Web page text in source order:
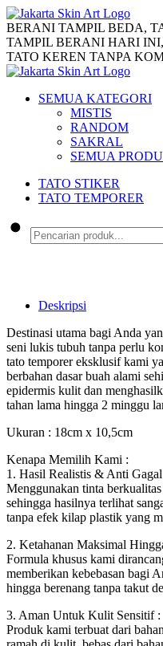
BERANI TAMPIL BEDA,
TAMPIL BERANI HARI
TATO KEREN TANPA
SEMUA KATEGORI
MISTIS
RANDOM
SAKRAL
SEMUA
TATO STIKER
TATO TEMPORER
Deskripsi
Destinasi utama bagi Anda
seni lukis tubuh tanpa perlu
tato temporer eksklusif kami
berbahan dasar buah alami
epidermis kulit dan
tahan lama hingga 2 minggu
Ukuran : 18cm x 10,5cm
Kenapa Memilih Kami :
1. Hasil Realistis & Anti
Menggunakan tinta
sehingga hasilnya terlihat
tanpa efek kilap plastik yang
2. Ketahanan Maksimal
Formula khusus kami
memberikan kebebasan bagi
hingga berenang tanpa takut
3. Aman Untuk Kulit Sensitif :
Produk kami terbuat dari